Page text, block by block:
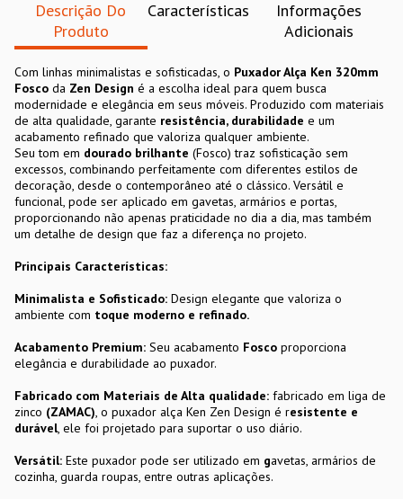
Descrição Do
Produto
Características
Informações
Adicionais
Com linhas minimalistas e sofisticadas, o Puxador Alça Ken 320mm
Fosco da Zen Design é a escolha ideal para quem busca
modernidade e elegância em seus móveis. Produzido com materiais
de alta qualidade, garante resistência, durabilidade e um
acabamento refinado que valoriza qualquer ambiente.
Seu tom em dourado brilhante (Fosco) traz sofisticação sem
excessos, combinando perfeitamente com diferentes estilos de
decoração, desde o contemporâneo até o clássico. Versátil e
funcional, pode ser aplicado em gavetas, armários e portas,
proporcionando não apenas praticidade no dia a dia, mas também
um detalhe de design que faz a diferença no projeto.
Principais Características:
Minimalista e Sofisticado: Design elegante que valoriza o
ambiente com toque moderno e refinado.
Acabamento Premium: Seu acabamento Fosco proporciona
elegância e durabilidade ao puxador.
Fabricado com Materiais de Alta qualidade: fabricado em liga de
zinco (ZAMAC), o puxador alça Ken Zen Design é resistente e
durável, ele foi projetado para suportar o uso diário.
Versátil: Este puxador pode ser utilizado em gavetas, armários de
cozinha, guarda roupas, entre outras aplicações.